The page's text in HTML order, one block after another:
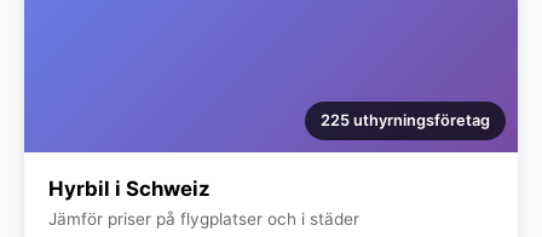
225 uthyrningsföretag
Hyrbil i Schweiz
Jämför priser på flygplatser och i städer